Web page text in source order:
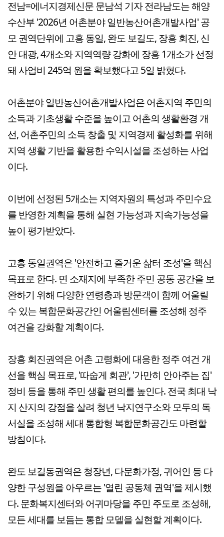
전남=에너지경제신문 문남석 기자 전라남도는 해양
수산부 '2026년 어촌분야 일반농산어촌개발사업' 공
모 권역단위에 고흥 동일, 완도 보길도, 장흥 회진, 신
안 대광, 4개소와 지역역량 강화에 장흥 1개소가 선정
돼 사업비 245억 원을 확보했다고 5일 밝혔다.
어촌분야 일반농산어촌개발사업은 어촌지역 주민의
소득과 기초생활 수준을 높이고 어촌의 생활환경 개
선, 어촌주민의 소득 창출 및 지역경제 활성화를 위해
지역 생활 기반을 활용한 수익시설을 조성하는 사업
이다.
이번에 선정된 5개소는 지역자원의 특성과 주민수요
를 반영한 계획을 통해 실현 가능성과 지속가능성을
높이 평가받았다.
고흥 동일권역은 '안전하고 즐거운 삶터 조성'을 핵심
목표로 한다. 면 소재지에 부족한 주민 공동 공간을 보
완하기 위해 다양한 연령층과 방문객이 함께 어울릴
수 있는 복합문화공간인 어울림센터를 조성해 정주
여건을 강화할 계획이다.
장흥 회진권역은 어촌 고령화에 대응한 정주 여건 개
선을 핵심 목표로, '따숩게 회관', '가만히 안아주는 집'
정비 등을 통해 주민 생활 편의를 높인다. 전국 최대 낙
지 산지의 강점을 살려 청년 낙지연구소와 모두의 독
서실을 조성해 세대 통합형 복합문화공간도 마련할
방침이다.
완도 보길동권역은 청장년, 다문화가정, 귀어인 등 다
양한 구성원을 아우르는 '열린 공동체 권역'을 제시했
다. 문화복지센터와 어귀마당을 주민 주도로 조성해,
모든 세대를 보듬는 통합 모델을 실현할 계획이다.